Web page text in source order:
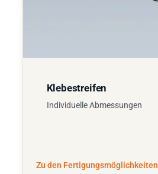
Klebestreifen
Individuelle Abmessungen
Zu den Fertigungsmöglichkeiten